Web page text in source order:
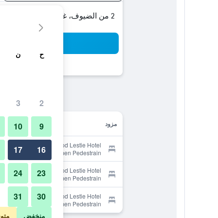
2 من الضيوف، غرفة واحدة
مزود
Provider for Mehood Lestie Hotel
Shenzhen Dongmen Pedestrain
Street Metro Station
Provider for Mehood Lestie Hotel
Shenzhen Dongmen Pedestrain
Street Metro Station
Provider for Mehood Lestie Hotel
Shenzhen Dongmen Pedestrain
Street Metro Station
ح ن
2
3
9
10
16
17
23
24
30
31
منخفض